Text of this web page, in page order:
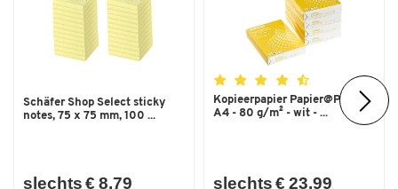
Schäfer Shop Select sticky
notes, 75 x 75 mm, 100 ...
slechts € 8,79
Kopieerpapier Papier@Print -
A4 - 80 g/m² - wit - ...
slechts € 23,99